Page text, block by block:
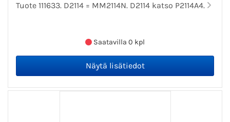
Tuote 111633. D2114 = MM2114N. D2114 katso P2114A4.
Saatavilla 0 kpl